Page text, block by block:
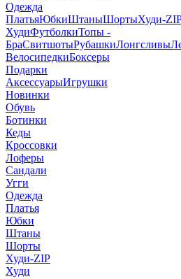
Одежда
ПлатьяЮбкиШтаныШортыХуди-
ХудиФутболкиТопы -
БраСвитшотыРубашкиЛонгсливы
ВелосипедкиБоксеры
Подарки
АксессуарыИгрушки
Новинки
Обувь
Ботинки
Кеды
Кроссовки
Лоферы
Сандали
Угги
Одежда
Платья
Юбки
Штаны
Шорты
Худи-ZIP
Худи